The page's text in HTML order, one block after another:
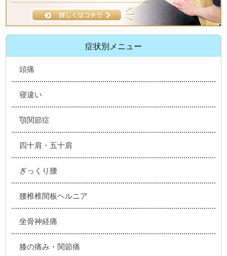
症状別メニュー
頭痛
寝違い
顎関節症
四十肩・五十肩
ぎっくり腰
腰椎椎間板ヘルニア
坐骨神経痛
膝の痛み・関節痛